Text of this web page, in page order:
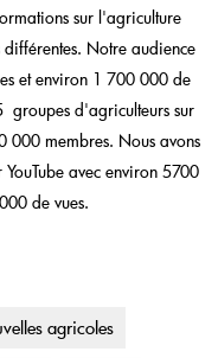
sur l'agriculture
Notre audience
et environ 1 700 000 de
groupes d'agriculteurs sur
000 membres. Nous avons
avec environ 5700
de vues.
agricoles